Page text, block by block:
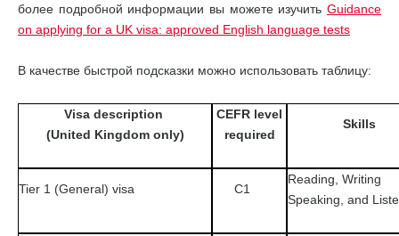
более подробной информации вы можете изучить Guidance
on applying for a UK visa: approved English language tests
В качестве быстрой подсказки можно использовать таблицу:
Visa description
(United Kingdom only)
CEFR level
required
Skills
Tier 1 (General) visa C1
Reading, Writing
Speaking, and